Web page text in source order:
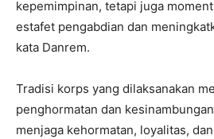
kepemimpinan, tetapi juga
estafet pengabdian dan
kata Danrem.
Tradisi korps yang dilaksanakan
penghormatan dan
menjaga kehormatan, loyalitas,